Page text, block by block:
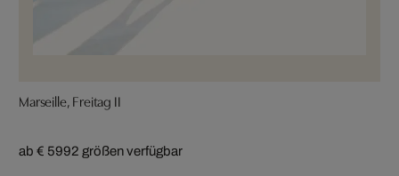
Marseille, Freitag II
ab € 5992 größen verfügbar